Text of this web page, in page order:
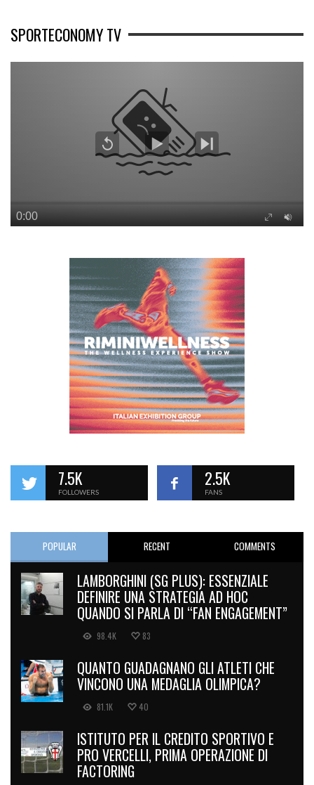
SPORTECONOMY TV
7.5K
FOLLOWERS
2.5K
FANS
POPULAR RECENT COMMENTS
LAMBORGHINI (SG PLUS): ESSENZIALE
DEFINIRE UNA STRATEGIA AD HOC
QUANDO SI PARLA DI “FAN ENGAGEMENT”
98.4K 83
QUANTO GUADAGNANO GLI ATLETI CHE
VINCONO UNA MEDAGLIA OLIMPICA?
81.1K 40
ISTITUTO PER IL CREDITO SPORTIVO E
PRO VERCELLI, PRIMA OPERAZIONE DI
FACTORING